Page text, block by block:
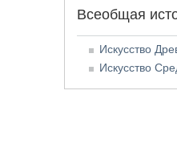
Всеобщая
Искусство
Искусство